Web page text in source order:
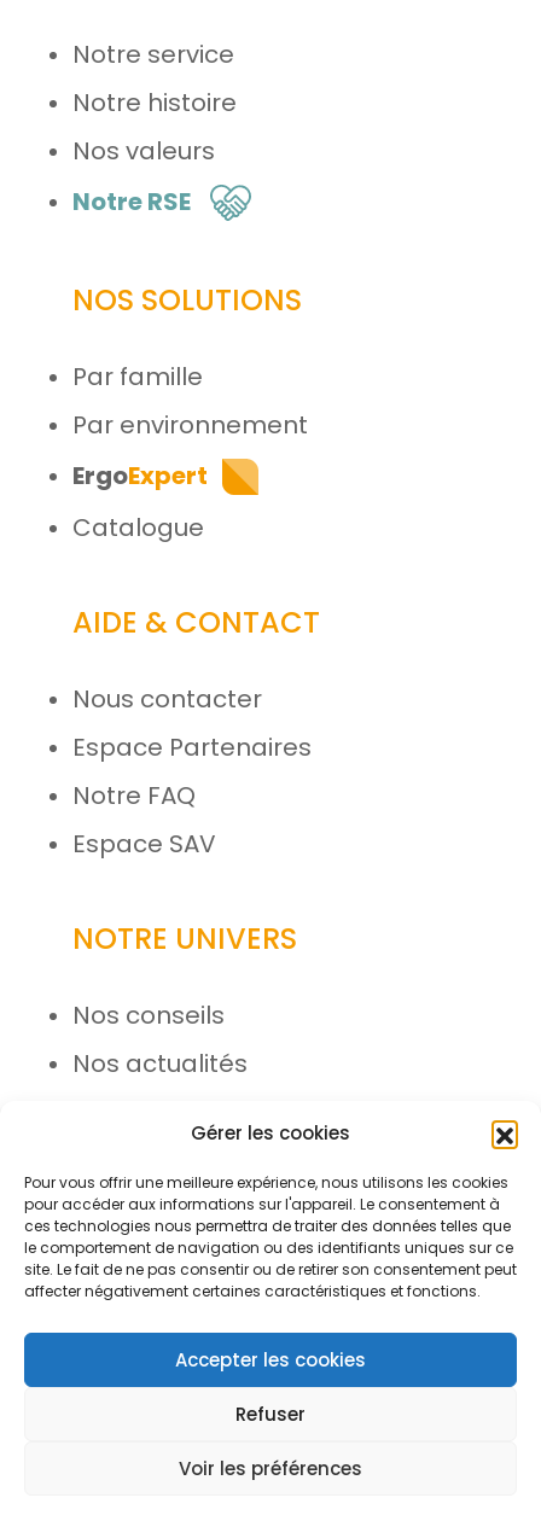
Gérer les cookies
Pour vous offrir une meilleure expérience, nous utilisons les cookies
pour accéder aux informations sur l'appareil. Le consentement à
ces technologies nous permettra de traiter des données telles que
le comportement de navigation ou des identifiants uniques sur ce
site. Le fait de ne pas consentir ou de retirer son consentement peut
affecter négativement certaines caractéristiques et fonctions.
Accepter les cookies
Refuser
Voir les préférences
Open toolbar
Notre service
Notre histoire
Nos valeurs
Notre RSE
NOS SOLUTIONS
Par famille
Par environnement
ErgoExpert
Catalogue
AIDE & CONTACT
Nous contacter
Espace Partenaires
Notre FAQ
Espace SAV
NOTRE UNIVERS
Nos conseils
Nos actualités
© Azergo 2026 - Tous droits
réservés
Mentions légales